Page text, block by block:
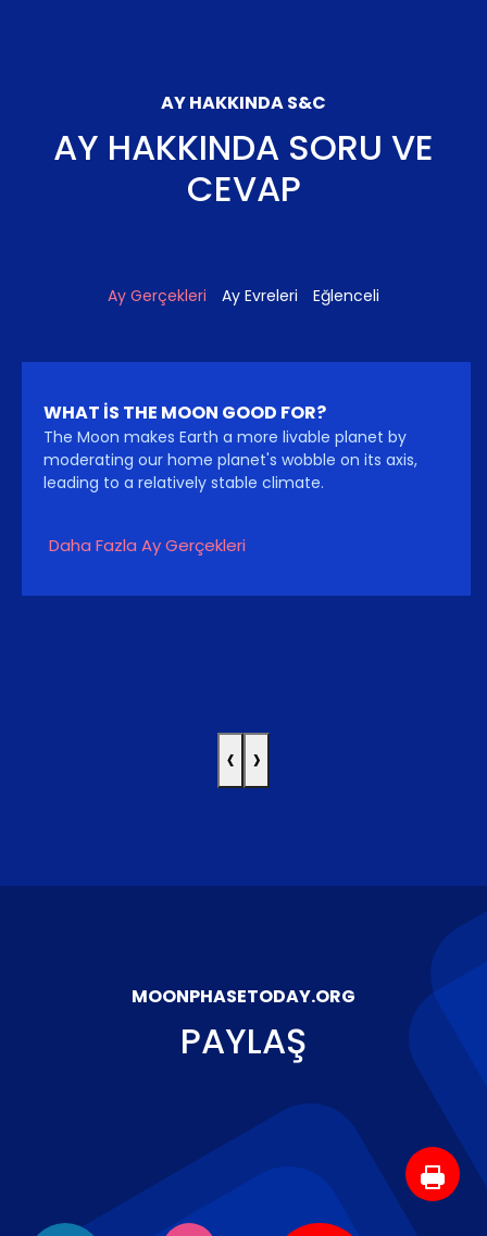
AY HAKKINDA S&C
AY HAKKINDA SORU VE
CEVAP
Ay Gerçekleri Ay Evreleri Eğlenceli
WHAT IS THE MOON GOOD FOR?
The Moon makes Earth a more livable planet by
moderating our home planet's wobble on its axis,
leading to a relatively stable climate.
Daha Fazla Ay Gerçekleri
‹ ›
MOONPHASETODAY.ORG
PAYLAŞ